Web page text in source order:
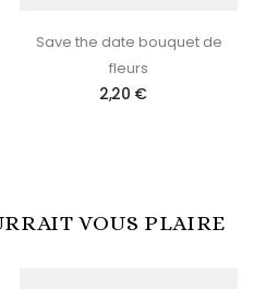
Save the date bouquet de
fleurs
2,20 €
VOUS PLAIRE